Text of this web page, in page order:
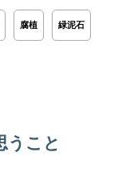
腐植 緑泥石
うこと